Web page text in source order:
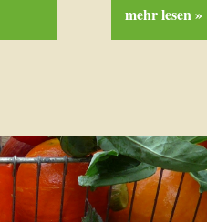
mehr lesen »